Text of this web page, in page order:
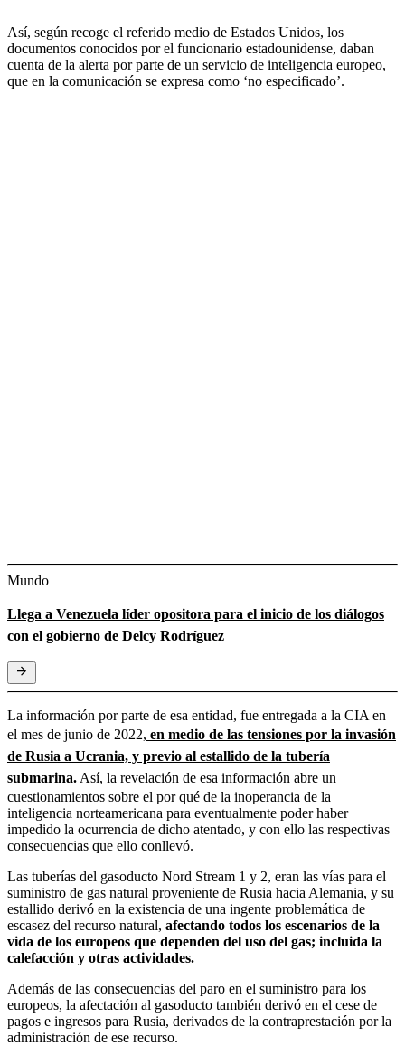
Así, según recoge el referido medio de Estados Unidos, los
documentos conocidos por el funcionario estadounidense, daban
cuenta de la alerta por parte de un servicio de inteligencia europeo,
que en la comunicación se expresa como ‘no especificado’.
Mundo
Llega a Venezuela líder opositora para el inicio de los diálogos
con el gobierno de Delcy Rodríguez
La información por parte de esa entidad, fue entregada a la CIA en
el mes de junio de 2022, en medio de las tensiones por la invasión
de Rusia a Ucrania, y previo al estallido de la tubería
submarina. Así, la revelación de esa información abre un
cuestionamientos sobre el por qué de la inoperancia de la
inteligencia norteamericana para eventualmente poder haber
impedido la ocurrencia de dicho atentado, y con ello las respectivas
consecuencias que ello conllevó.
Las tuberías del gasoducto Nord Stream 1 y 2, eran las vías para el
suministro de gas natural proveniente de Rusia hacia Alemania, y su
estallido derivó en la existencia de una ingente problemática de
escasez del recurso natural, afectando todos los escenarios de la
vida de los europeos que dependen del uso del gas; incluida la
calefacción y otras actividades.
Además de las consecuencias del paro en el suministro para los
europeos, la afectación al gasoducto también derivó en el cese de
pagos e ingresos para Rusia, derivados de la contraprestación por la
administración de ese recurso.